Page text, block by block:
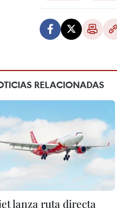
RELACIONADAS
lanza ruta directa